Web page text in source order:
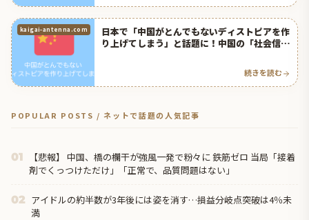
kaigai-antenna.com
日本で「中国がとんでもないディストピアを作
り上げてしまう」と話題に！中国の「社会信用
続きを読む
POPULAR POSTS / ネットで話題の人気記事
01
【悲報】 中国、橋の欄干が強風一発で粉々に 鉄筋ゼロ 当局「接着
剤でくっつけただけ」「正常で、品質問題はない」
02 アイドルの約半数が3年後には姿を消す…損益分岐点突破は4％未
満